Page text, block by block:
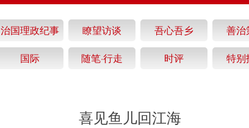
治国理政纪事 瞭望访谈 吾心吾乡 善治
国际 随笔·行走 时评 特别
喜见鱼儿回江海